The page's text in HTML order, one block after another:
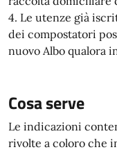
4. Le utenze già
dei compostatori
nuovo Albo qualora
Cosa serve
Le indicazioni
rivolte a coloro che